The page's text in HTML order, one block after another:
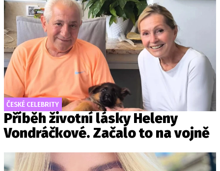
ČESKÉ CELEBRITY
Příběh životní lásky Heleny
Vondráčkové. Začalo to na vojně